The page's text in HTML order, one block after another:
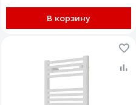
В корзину